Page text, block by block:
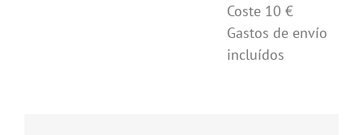
Coste 10 €
Gastos de envío
incluídos